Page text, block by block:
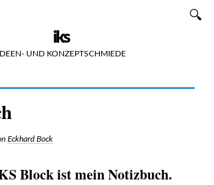
iks
UND KONZEPTSCHMIEDE
Eckhard Bock
Block ist mein Notizbuch.